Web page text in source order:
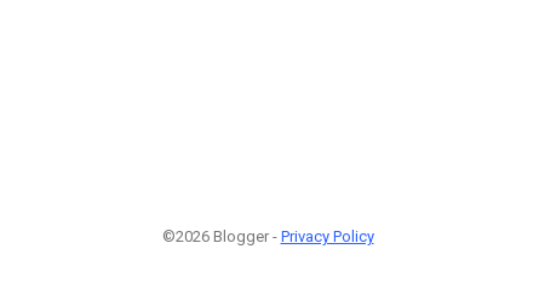
©2026 Blogger - Privacy Policy